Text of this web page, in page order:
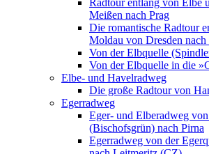
Meißen nach Prag
Die romantische Radtour
Moldau von Dresden nach
Von der Elbquelle
Von der Elbquelle in die
Elbe- und Havelradweg
Die große Radtour von
Egerradweg
Eger- und Elberadweg
(Bischofsgrün) nach Pirna
Egerradweg von der